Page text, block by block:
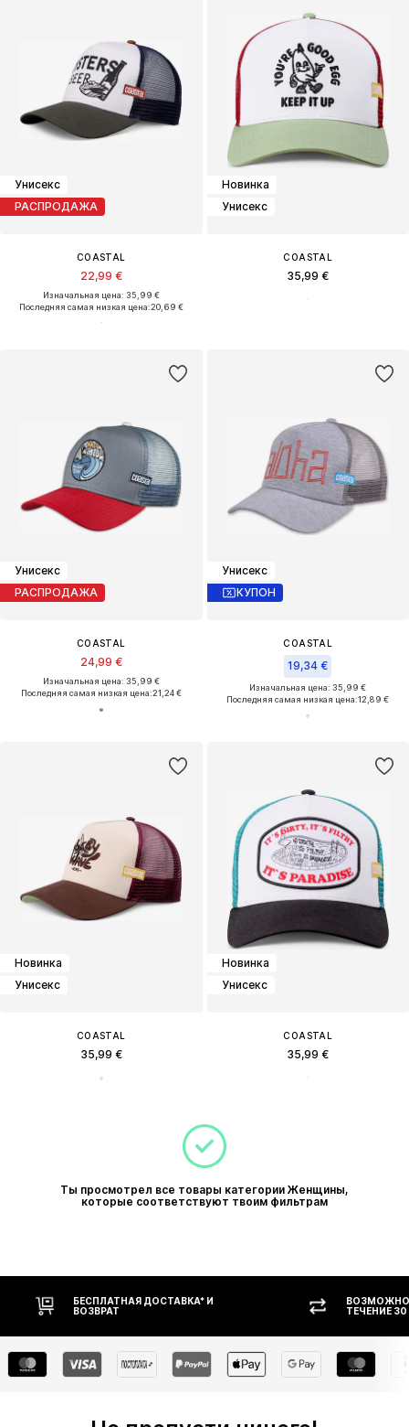
Унисекс
РАСПРОДАЖА
COASTAL
22,99 €
Изначальная цена: 35,99 €
Последняя самая низкая цена:20,69 €
Новинка
Унисекс
COASTAL
35,99 €
Унисекс
РАСПРОДАЖА
COASTAL
24,99 €
Изначальная цена: 35,99 €
Последняя самая низкая цена:21,24 €
Унисекс
КУПОН
COASTAL
19,34 €
Изначальная цена: 35,99 €
Последняя самая низкая цена:12,89 €
Новинка
Унисекс
COASTAL
35,99 €
Новинка
Унисекс
COASTAL
35,99 €
Ты просмотрел все товары категории Женщины,
которые соответствуют твоим фильтрам
БЕСПЛАТНАЯ ДОСТАВКА* И
ВОЗВРАТ
ТЕЧЕНИЕ